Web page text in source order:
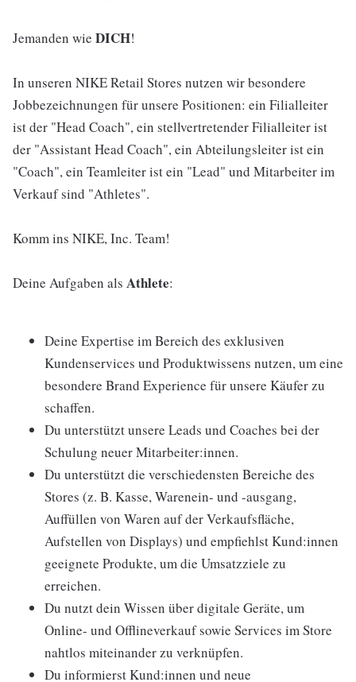
Jemanden wie DICH!
In unseren NIKE Retail Stores nutzen wir besondere
Jobbezeichnungen für unsere Positionen: ein Filialleiter
ist der "Head Coach", ein stellvertretender Filialleiter ist
der "Assistant Head Coach", ein Abteilungsleiter ist ein
"Coach", ein Teamleiter ist ein "Lead" und Mitarbeiter im
Verkauf sind "Athletes".
Komm ins NIKE, Inc. Team!
Deine Aufgaben als Athlete:
Deine Expertise im Bereich des exklusiven
Kundenservices und Produktwissens nutzen, um eine
besondere Brand Experience für unsere Käufer zu
schaffen.
Du unterstützt unsere Leads und Coaches bei der
Schulung neuer Mitarbeiter:innen.
Du unterstützt die verschiedensten Bereiche des
Stores (z. B. Kasse, Warenein- und -ausgang,
Auffüllen von Waren auf der Verkaufsfläche,
Aufstellen von Displays) und empfiehlst Kund:innen
geeignete Produkte, um die Umsatzziele zu
erreichen.
Du nutzt dein Wissen über digitale Geräte, um
Online- und Offlineverkauf sowie Services im Store
nahtlos miteinander zu verknüpfen.
Du informierst Kund:innen und neue